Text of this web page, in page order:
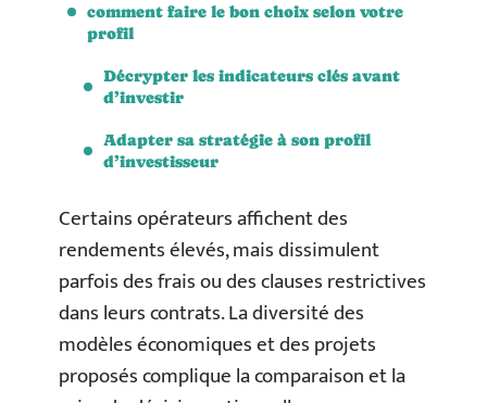
comment faire le bon choix selon votre
profil
Décrypter les indicateurs clés avant
d’investir
Adapter sa stratégie à son profil
d’investisseur
Certains opérateurs affichent des
rendements élevés, mais dissimulent
parfois des frais ou des clauses restrictives
dans leurs contrats. La diversité des
modèles économiques et des projets
proposés complique la comparaison et la